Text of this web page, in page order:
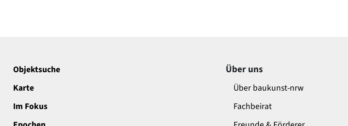
Objektsuche
Karte
Im Fokus
Über uns
Über baukunst-nrw
Fachbeirat